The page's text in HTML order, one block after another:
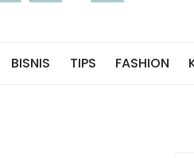
BISNIS TIPS FASHION